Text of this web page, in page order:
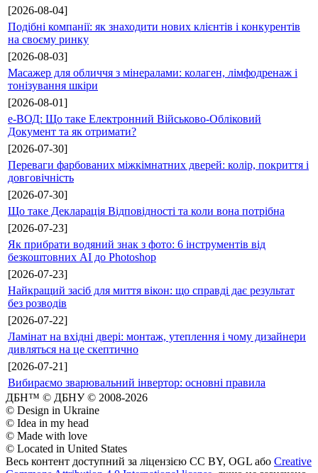
[2026-08-04]
Подібні компанії: як знаходити нових клієнтів і конкурентів
на своєму ринку
[2026-08-03]
Масажер для обличчя з мінералами: колаген, лімфодренаж і
тонізування шкіри
[2026-08-01]
е-ВОД: Що таке Електронний Військово-Обліковий
Документ та як отримати?
[2026-07-30]
Переваги фарбованих міжкімнатних дверей: колір, покриття і
довговічність
[2026-07-30]
Що таке Декларація Відповідності та коли вона потрібна
[2026-07-23]
Як прибрати водяний знак з фото: 6 інструментів від
безкоштовних AI до Photoshop
[2026-07-23]
Найкращий засіб для миття вікон: що справді дає результат
без розводів
[2026-07-22]
Ламінат на вхідні двері: монтаж, утеплення і чому дизайнери
дивляться на це скептично
[2026-07-21]
Вибираємо зварювальний інвертор: основні правила
ДБН™ © ДБНУ © 2008-2026
© Design in Ukraine
© Idea in my head
© Made with love
© Located in United States
Весь контент доступний за ліцензією CC BY, OGL або Creative